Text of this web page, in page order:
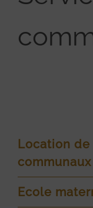
Location
communaux
Ecole